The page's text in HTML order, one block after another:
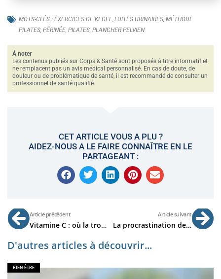
MOTS-CLÉS : EXERCICES DE KEGEL, FUITES URINAIRES, MÉTHODE
PILATES, PÉRINÉE, PILATES, PLANCHER PELVIEN
À noter
Les contenus publiés sur Corps & Santé sont proposés à titre informatif et
ne remplacent pas un avis médical personnalisé. En cas de doute, de
douleur ou de problématique de santé, il est recommandé de consulter un
professionnel de santé qualifié.
CET ARTICLE VOUS A PLU ?
AIDEZ-NOUS A LE FAIRE CONNAÎTRE EN LE
PARTAGEANT :
Précédent
Article précédent
Vitamine C : où la trouver dans l’alimentation ?
Article suivant
La procrastination de l’heure du coucher : un trouble du sommeil de plus en plus courant
D'autres articles à découvrir...
BIEN-ÊTRE